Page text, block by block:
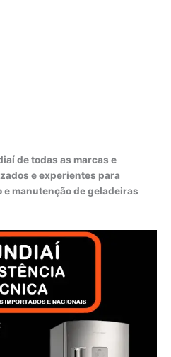
de todas as marcas e
e experientes para
manutenção de geladeiras